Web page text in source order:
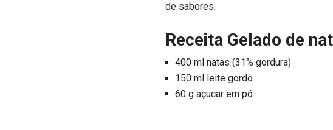
de sabores.
Receita Gelado de
400 ml natas (31% gordura)
150 ml leite gordo
60 g açucar em pó